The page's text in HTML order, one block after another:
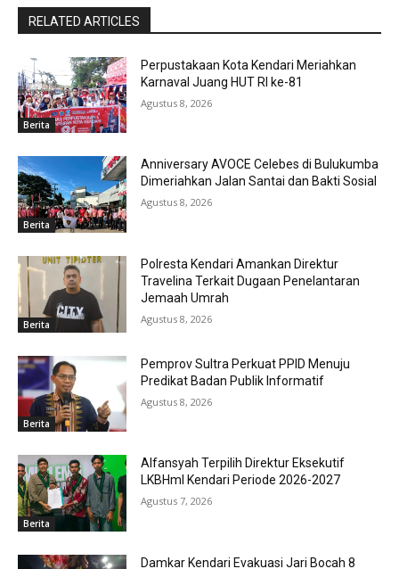
RELATED ARTICLES
Berita
Perpustakaan Kota Kendari Meriahkan
Karnaval Juang HUT RI ke-81
Agustus 8, 2026
Berita
Anniversary AVOCE Celebes di Bulukumba
Dimeriahkan Jalan Santai dan Bakti Sosial
Agustus 8, 2026
Berita
Polresta Kendari Amankan Direktur
Travelina Terkait Dugaan Penelantaran
Jemaah Umrah
Agustus 8, 2026
Berita
Pemprov Sultra Perkuat PPID Menuju
Predikat Badan Publik Informatif
Agustus 8, 2026
Berita
Alfansyah Terpilih Direktur Eksekutif
LKBHmI Kendari Periode 2026-2027
Agustus 7, 2026
Damkar Kendari Evakuasi Jari Bocah 8